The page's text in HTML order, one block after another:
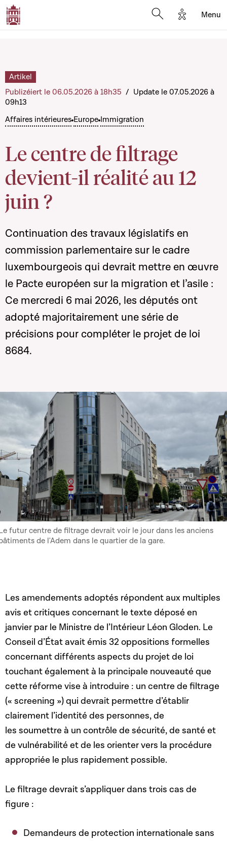
Options
Menu
Affaires intérieures Europe Immigration
Le centre de filtrage
devient-il réalité au 12
juin ?
Artikel
Publizéiert le 06.05.2026 à 18h35 / Update le 07.05.2026 à
09h13
Continuation des travaux législatifs en
commission parlementaire sur le cadre
luxembourgeois qui devrait mettre en œuvre
le Pacte européen sur la migration et l’asile :
Ce mercredi 6 mai 2026, les députés ont
adopté majoritairement une série de
précisions pour compléter le projet de loi
8684.
futur centre de filtrage devrait voir le jour dans les anciens
de l'Adem dans le quartier de la gare.
Les amendements adoptés répondent aux multiples
avis et critiques concernant le texte déposé en
janvier par le Ministre de l’Intérieur Léon Gloden. Le
Conseil d’État avait émis 32 oppositions formelles
concernant différents aspects du projet de loi
touchant également à la principale nouveauté que
cette réforme vise à introduire : un centre de filtrage
(« screening ») qui devrait permettre d’établir
clairement l’identité des personnes, de
les soumettre à un contrôle de sécurité, de santé et
de vulnérabilité et de les orienter vers la procédure
appropriée le plus rapidement possible.
Le filtrage devrait s’appliquer dans trois cas de
figure :
Demandeurs de protection internationale sans